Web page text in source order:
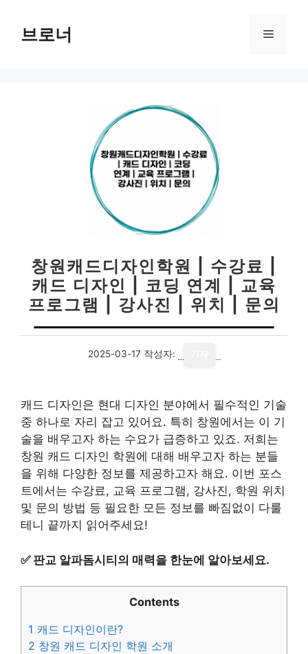
브로너 메
창원캐드디자인학원 | 수강료 |
캐드 디자인 | 코딩 연계 | 교육
프로그램 | 강사진 | 위치 | 문의
2025-03-17 작성자:
캐드 디자인은 현대 디자인 분야에서 필수적인 기술
중 하나로 자리 잡고 있어요. 특히 창원에서는 이 기
술을 배우고자 하는 수요가 급증하고 있죠. 저희는
창원 캐드 디자인 학원에 대해 배우고자 하는 분들
을 위해 다양한 정보를 제공하고자 해요. 이번 포스
트에서는 수강료, 교육 프로그램, 강사진, 학원 위치
및 문의 방법 등 필요한 모든 정보를 빠짐없이 다룰
테니 끝까지 읽어주세요!
✅ 판교 알파돔시티의 매력을 한눈에 알아보세요.
Contents
1 캐드 디자인이란?
2 창원 캐드 디자인 학원 소개